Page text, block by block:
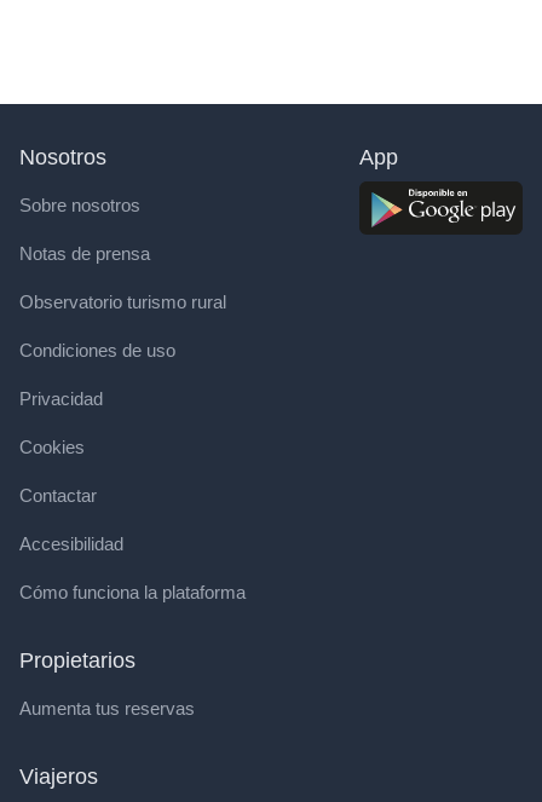
Nosotros
Sobre nosotros
Notas de prensa
Observatorio turismo rural
Condiciones de uso
Privacidad
Cookies
Contactar
Accesibilidad
Cómo funciona la plataforma
Propietarios
Aumenta tus reservas
Viajeros
App